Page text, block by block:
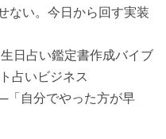
ない。今日から回す実装
日占い鑑定書作成バイブ
占いビジネス
「自分でやった方が早